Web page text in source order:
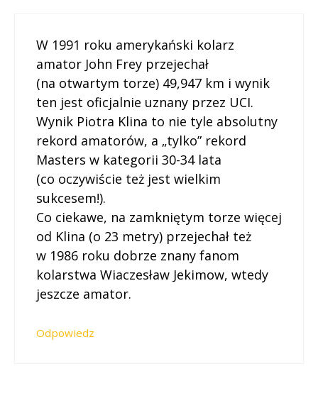
W 1991 roku amerykański kolarz
amator John Frey przejechał
(na otwartym torze) 49,947 km i wynik
ten jest oficjalnie uznany przez UCI.
Wynik Piotra Klina to nie tyle absolutny
rekord amatorów, a „tylko” rekord
Masters w kategorii 30-34 lata
(co oczywiście też jest wielkim
sukcesem!).
Co ciekawe, na zamkniętym torze więcej
od Klina (o 23 metry) przejechał też
w 1986 roku dobrze znany fanom
kolarstwa Wiaczesław Jekimow, wtedy
jeszcze amator.
Odpowiedz